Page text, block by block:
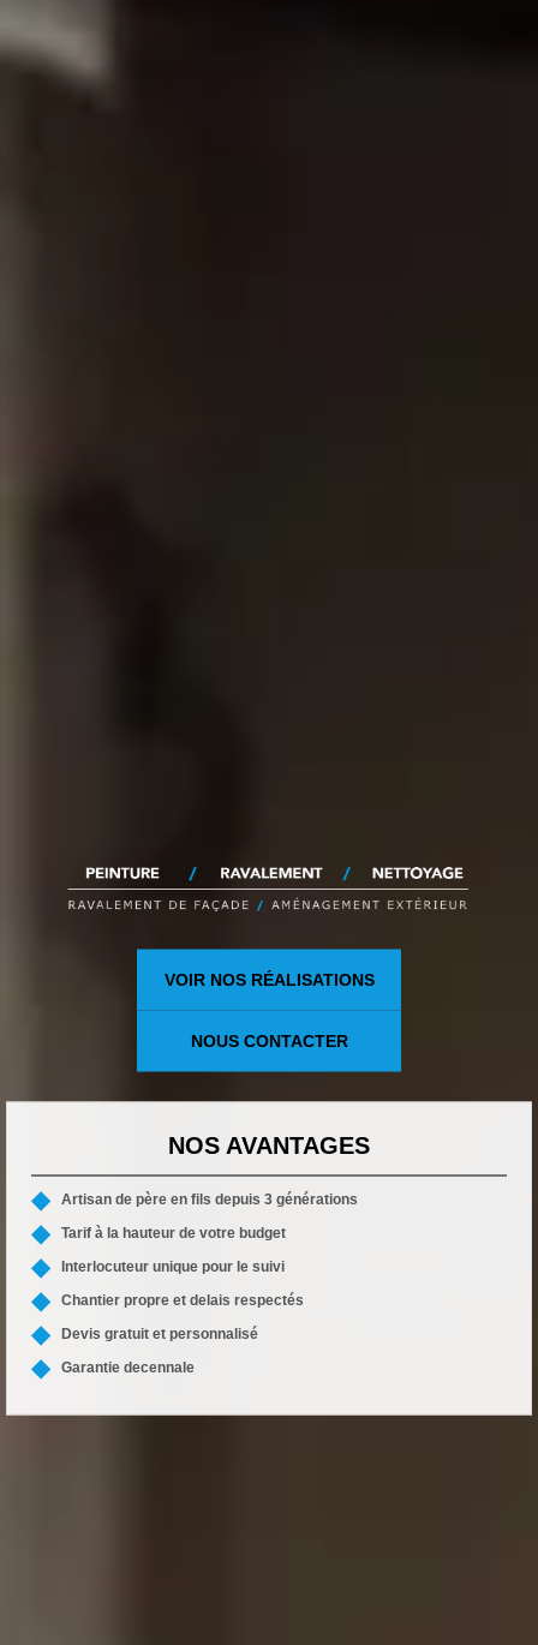
VOIR NOS RÉALISATIONS
NOUS CONTACTER
NOS AVANTAGES
Artisan de père en fils depuis 3 générations
Tarif à la hauteur de votre budget
Interlocuteur unique pour le suivi
Chantier propre et delais respectés
Devis gratuit et personnalisé
Garantie decennale